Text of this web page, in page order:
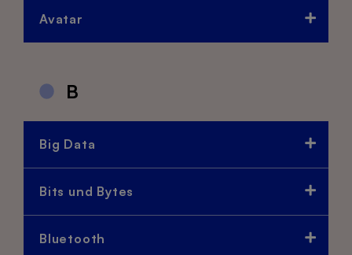
Avatar
B
Big Data
Bits und Bytes
Bluetooth